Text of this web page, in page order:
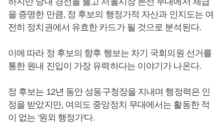
을 증명한 만큼, 정 후보의 행정가적 자산과 인지도는 여
전히 정치권에서 유효한 카드가 될 것으로 분석된다.
이에 따라 정 후보의 향후 행보는 차기 국회의원 선거를
통한 원내 진입이 가장 유력하다는 이야기가 나온다.
정 후보는 12년 동안 성동구청장을 지내며 행정력은 인
정을 받았지만, 여의도 중앙정치 무대에서는 활동한 적
이 없는 '원외 행정가'다.